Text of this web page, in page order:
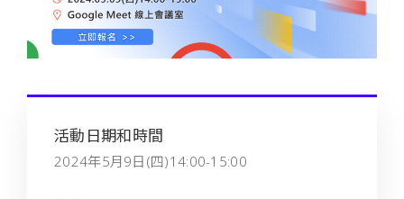
活動日期和時間
2024年5月9日(四)14:00-15:00